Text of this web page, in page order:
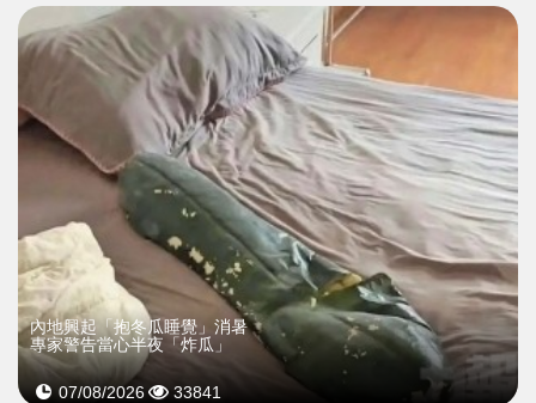
內地興起「抱冬瓜睡覺」消暑
專家警告當心半夜「炸瓜」
07/08/2026 33841